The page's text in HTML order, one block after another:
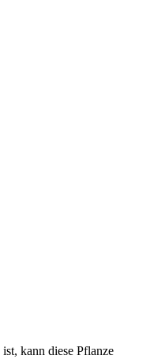
kann diese Pflanze